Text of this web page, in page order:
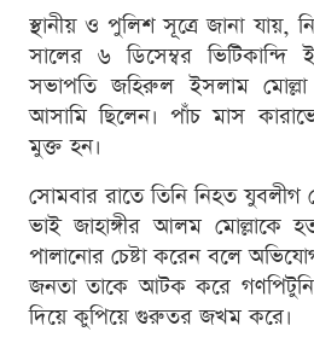
স্থানীয় ও পুলিশ সূত্রে জানা
সালের ৬ ডিসেম্বর
সভাপতি জহিরুল ইসলাম
আসামি ছিলেন। পাঁচ মাস
মুক্ত হন।
সোমবার রাতে তিনি নিহত যুবলীগ
ভাই জাহাঙ্গীর আলম মোল্লাকে
পালানোর চেষ্টা করেন বলে
জনতা তাকে আটক করে গণপিটুনি
দিয়ে কুপিয়ে গুরুতর জখম করে।